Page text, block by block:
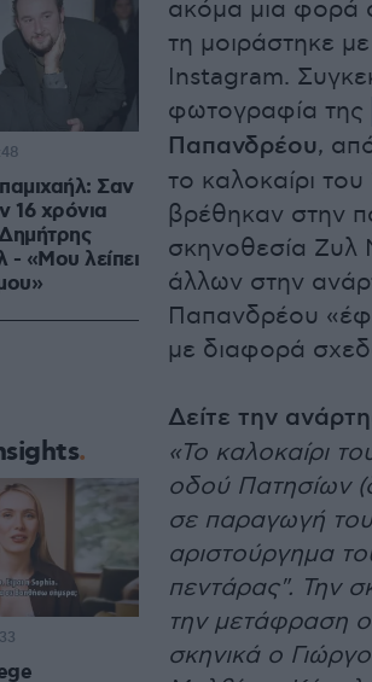
ακόμα μια φορά
τη μοιράστηκε
Instagram.
φωτογραφία της
Παπανδρέου,
το καλοκαίρι
βρέθηκαν στην
σκηνοθεσία Ζυλ
άλλων στην
Παπανδρέου
με διαφορά
Δείτε την
«Το καλοκαίρι
οδού Πατησίων
σε παραγωγή
αριστούργημα
πεντάρας". Την
την μετάφραση
σκηνικά ο
Σαν
16 χρόνια
- «Μου λείπει